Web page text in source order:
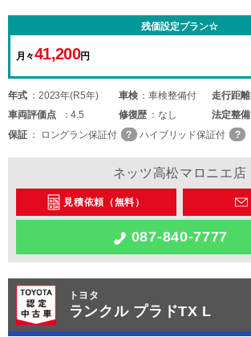
残価設定プラン☆
月々41,200円
年式 2023年(R5年) 車検 車検整備付 走行距離
車両評価点 4.5 修復歴 なし 法定整備
保証
ロングラン保証付 ハイブリッド保証付
ネッツ高松マロニエ店
見積依頼（無料）
087-840-7777
トヨタ
ランクル プラドTX L